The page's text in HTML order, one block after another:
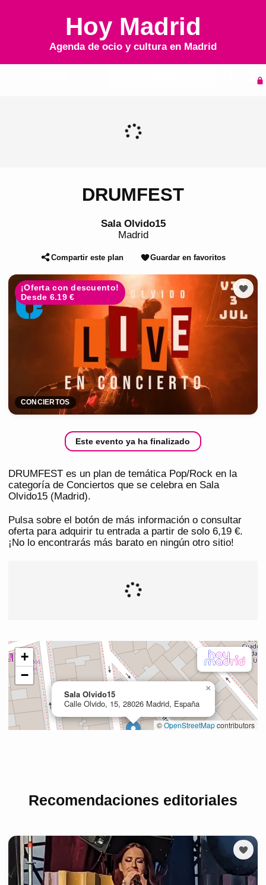
Hoy Madrid
Agenda de ocio y cultura en Madrid
DRUMFEST
Sala Olvido15
Madrid
Compartir este plan Guardar en favoritos
¡Oferta con descuento!
Desde 6.19 €
CONCIERTOS
Este evento ya ha finalizado
DRUMFEST es un plan de temática Pop/Rock en la
categoría de Conciertos que se celebra en Sala
Olvido15 (Madrid).
Pulsa sobre el botón de más información o consultar
oferta para adquirir tu entrada a partir de solo 6,19 €.
¡No lo encontrarás más barato en ningún otro sitio!
Recomendaciones editoriales